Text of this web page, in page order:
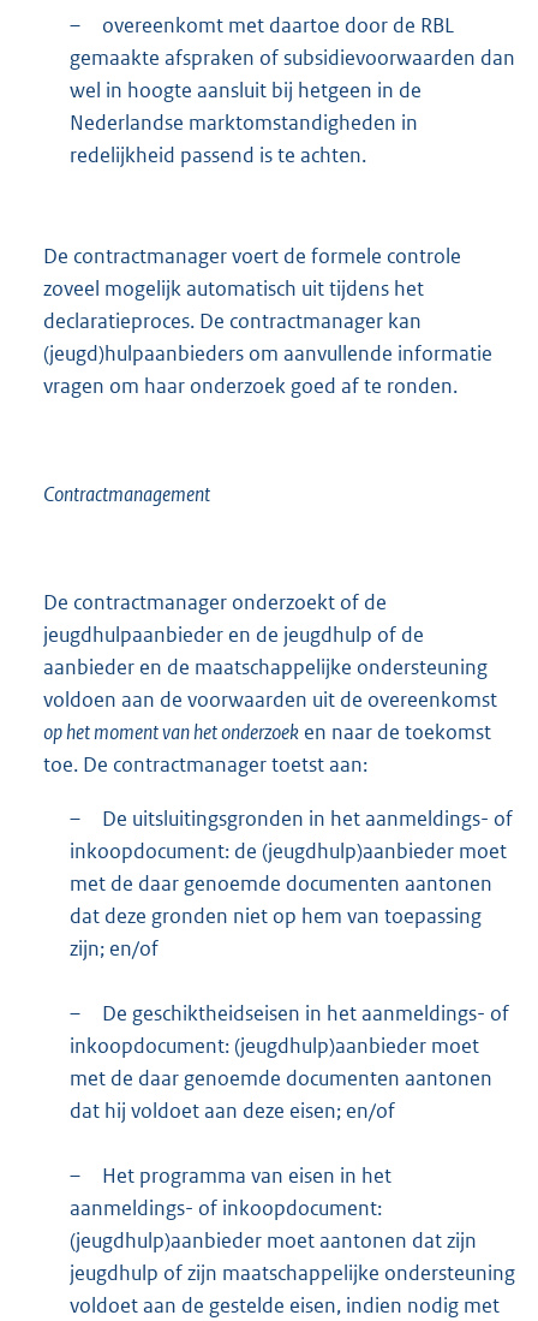
–
overeenkomt met daartoe door de RBL
gemaakte afspraken of subsidievoorwaarden dan
wel in hoogte aansluit bij hetgeen in de
Nederlandse marktomstandigheden in
redelijkheid passend is te achten.
De contractmanager voert de formele controle
zoveel mogelijk automatisch uit tijdens het
declaratieproces. De contractmanager kan
(jeugd)hulpaanbieders om aanvullende informatie
vragen om haar onderzoek goed af te ronden.
Contractmanagement
De contractmanager onderzoekt of de
jeugdhulpaanbieder en de jeugdhulp of de
aanbieder en de maatschappelijke ondersteuning
voldoen aan de voorwaarden uit de overeenkomst
op het moment van het onderzoek en naar de toekomst
toe. De contractmanager toetst aan:
–
De uitsluitingsgronden in het aanmeldings- of
inkoopdocument: de (jeugdhulp)aanbieder moet
met de daar genoemde documenten aantonen
dat deze gronden niet op hem van toepassing
zijn; en/of
–
De geschiktheidseisen in het aanmeldings- of
inkoopdocument: (jeugdhulp)aanbieder moet
met de daar genoemde documenten aantonen
dat hij voldoet aan deze eisen; en/of
–
Het programma van eisen in het
aanmeldings- of inkoopdocument:
(jeugdhulp)aanbieder moet aantonen dat zijn
jeugdhulp of zijn maatschappelijke ondersteuning
voldoet aan de gestelde eisen, indien nodig met